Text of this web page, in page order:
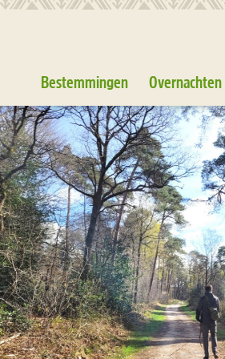
Bestemmingen Overnachten